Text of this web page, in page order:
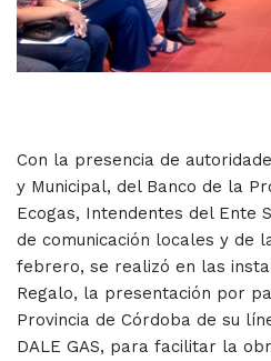
Con la presencia de
y Municipal, del Banco de la
Ecogas, Intendentes del Ente
de comunicación locales y de
febrero, se realizó en las
Regalo, la presentación por
Provincia de Córdoba de su
DALE GAS, para facilitar la